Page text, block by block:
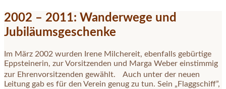
2002 – 2011: Wanderwege und
Jubiläumsgeschenke
Im März 2002 wurden Irene Milchereit, ebenfalls gebürtige
Eppsteinerin, zur Vorsitzenden und Marga Weber einstimmig
zur Ehrenvorsitzenden gewählt. Auch unter der neuen
Leitung gab es für den Verein genug zu tun. Sein „Flaggschiff”,